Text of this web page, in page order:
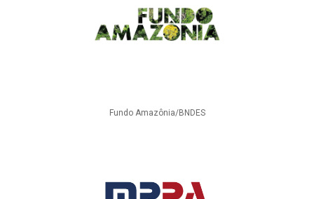
Fundo Amazônia/BNDES